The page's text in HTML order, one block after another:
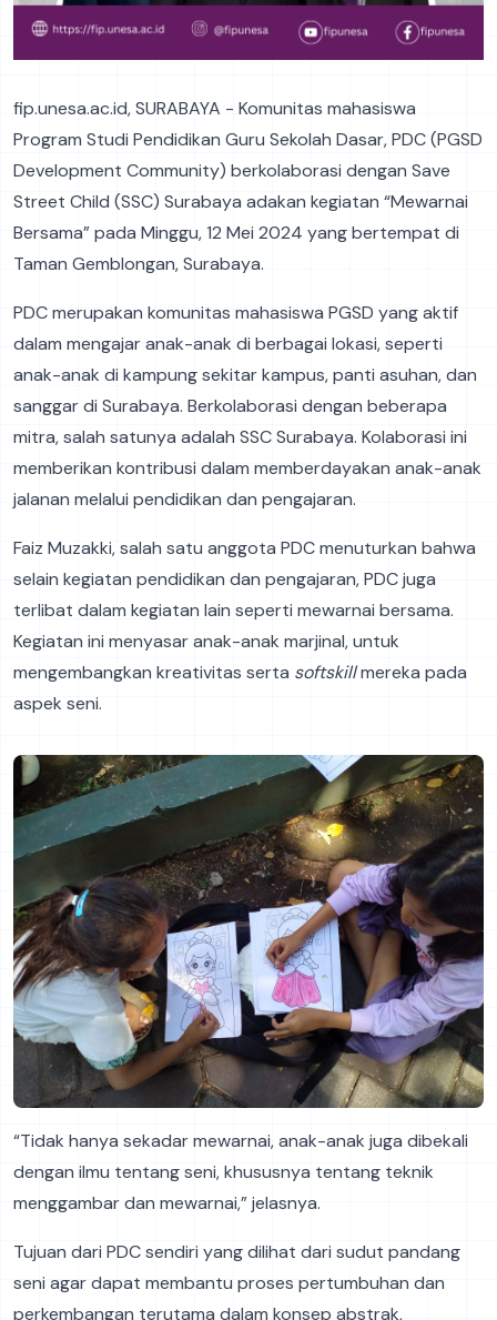
fip.unesa.ac.id, SURABAYA - Komunitas mahasiswa
Program Studi Pendidikan Guru Sekolah Dasar, PDC (PGSD
Development Community) berkolaborasi dengan Save
Street Child (SSC) Surabaya adakan kegiatan “Mewarnai
Bersama” pada Minggu, 12 Mei 2024 yang bertempat di
Taman Gemblongan, Surabaya.
PDC merupakan komunitas mahasiswa PGSD yang aktif
dalam mengajar anak-anak di berbagai lokasi, seperti
anak-anak di kampung sekitar kampus, panti asuhan, dan
sanggar di Surabaya. Berkolaborasi dengan beberapa
mitra, salah satunya adalah SSC Surabaya. Kolaborasi ini
memberikan kontribusi dalam memberdayakan anak-anak
jalanan melalui pendidikan dan pengajaran.
Faiz Muzakki, salah satu anggota PDC menuturkan bahwa
selain kegiatan pendidikan dan pengajaran, PDC juga
terlibat dalam kegiatan lain seperti mewarnai bersama.
Kegiatan ini menyasar anak-anak marjinal, untuk
mengembangkan kreativitas serta softskillmereka pada
aspek seni.
“Tidak hanya sekadar mewarnai, anak-anak juga dibekali
dengan ilmu tentang seni, khususnya tentang teknik
menggambar dan mewarnai,” jelasnya.
Tujuan dari PDC sendiri yang dilihat dari sudut pandang
seni agar dapat membantu proses pertumbuhan dan
perkembangan terutama dalam konsep abstrak,